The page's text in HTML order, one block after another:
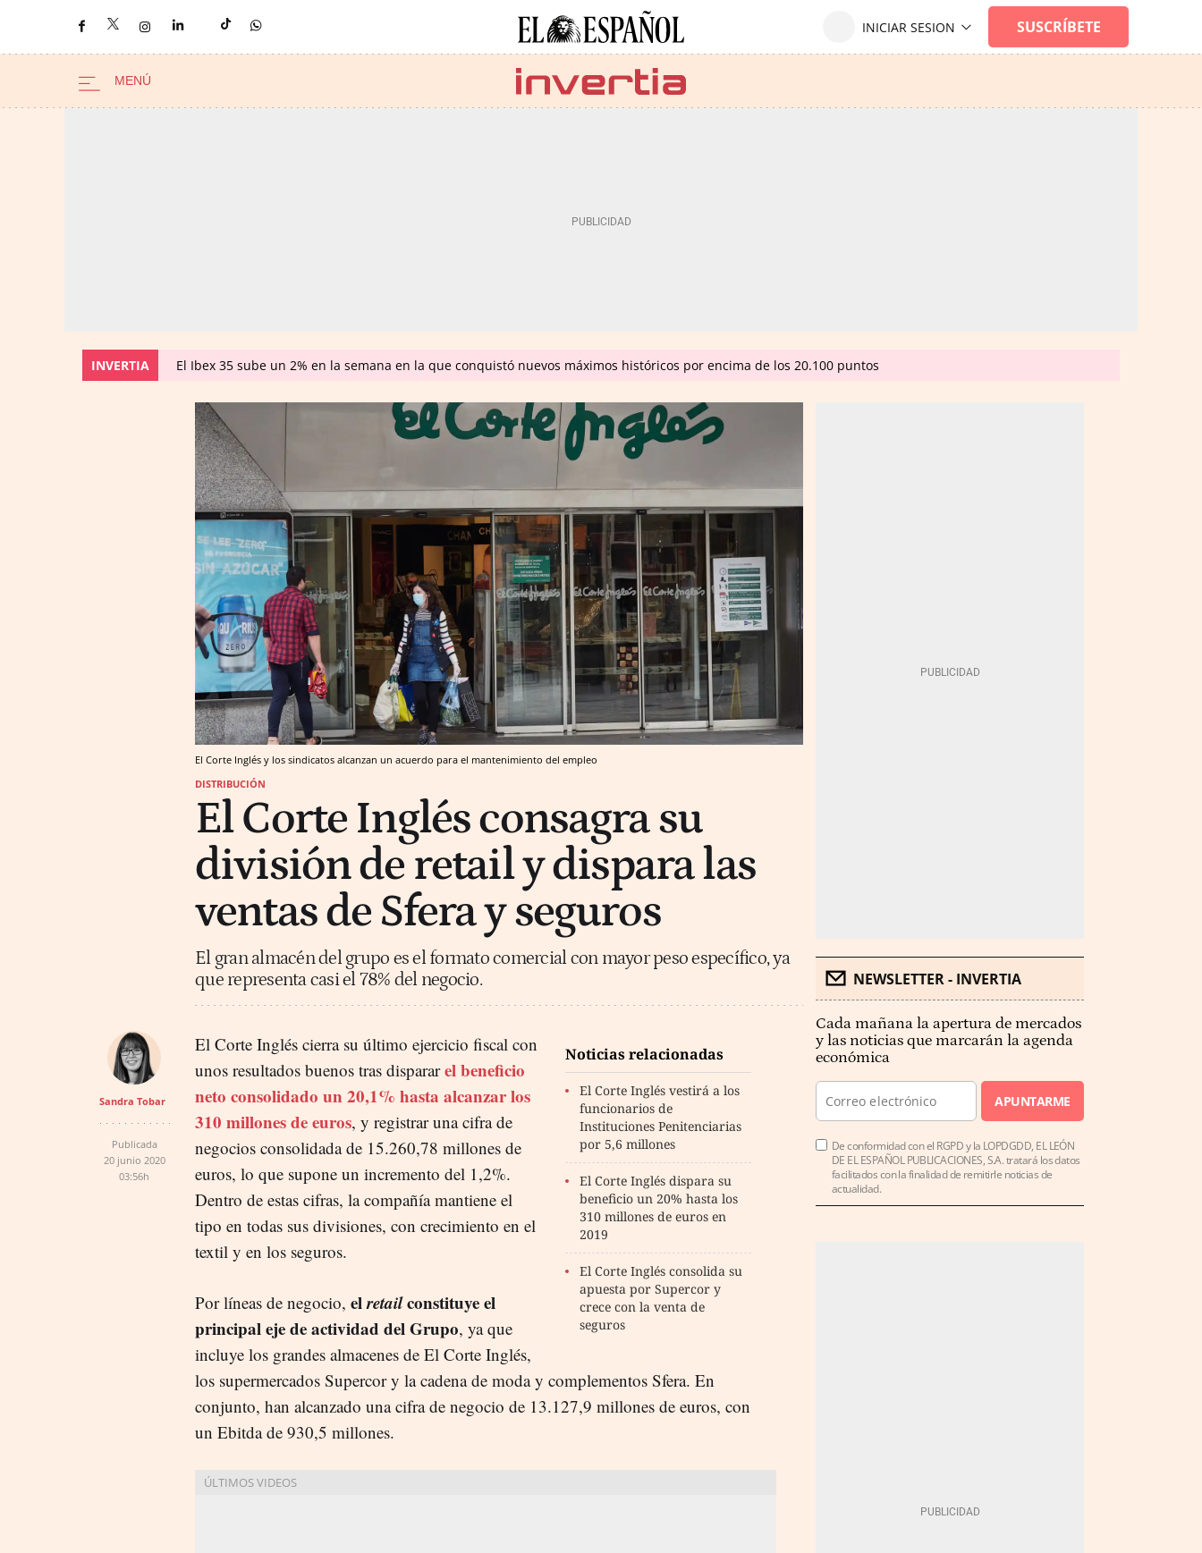
INVERTIA El Ibex 35 sube un 2% en la semana en la que conquistó nuevos máximos históricos por encima de los 20.100 puntos
El Corte Inglés y los sindicatos alcanzan un acuerdo para el mantenimiento del empleo
DISTRIBUCIÓN
El Corte Inglés consagra su
división de retail y dispara las
ventas de Sfera y seguros
El gran almacén del grupo es el formato comercial con mayor peso específico, ya
que representa casi el 78% del negocio.
Sandra Tobar
Publicada
20 junio 2020
03:56h
Noticias relacionadas
El Corte Inglés vestirá a los
funcionarios de
Instituciones Penitenciarias
por 5,6 millones
El Corte Inglés dispara su
beneficio un 20% hasta los
310 millones de euros en
2019
El Corte Inglés consolida su
apuesta por Supercor y
crece con la venta de
seguros
El Corte Inglés cierra su último ejercicio fiscal con
unos resultados buenos tras dispararel beneficio
neto consolidado un 20,1% hasta alcanzar los
310 millones de euros, y registrar una cifra de
negocios consolidada de 15.260,78 millones de
euros, lo que supone un incremento del 1,2%.
Dentro de estas cifras, la compañía mantiene el
tipo en todas sus divisiones, con crecimiento en el
textil y en los seguros.
Por líneas de negocio, elretailconstituye el
principal eje de actividad del Grupo, ya que
incluye los grandes almacenes de El Corte Inglés,
los supermercados Supercor y la cadena de moda y complementos Sfera. En
conjunto, han alcanzado una cifra de negocio de 13.127,9 millones de euros, con
un Ebitda de 930,5 millones.
NEWSLETTER - INVERTIA
Cada mañana la apertura de mercados
y las noticias que marcarán la agenda
económica
APUNTARME
De conformidad con el RGPD y la LOPDGDD, EL LEÓN
DE EL ESPAÑOL PUBLICACIONES, S.A. tratará los datos
facilitados con la finalidad de remitirle noticias de
actualidad.